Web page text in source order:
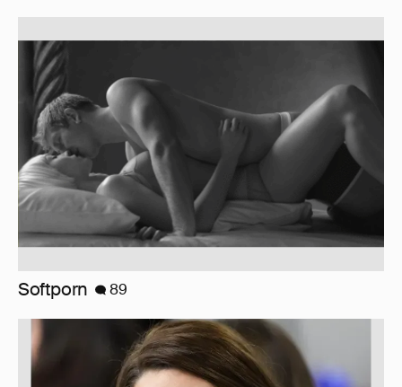
Марк Рош: "Кэтрин, принцесса Уэльская,
перенесла удаление матки и лечится от
рака толстого кишечника."